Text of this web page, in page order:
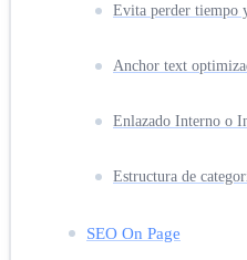
Evita perder tiempo
Anchor text
Enlazado Interno o
Estructura de
SEO On Page